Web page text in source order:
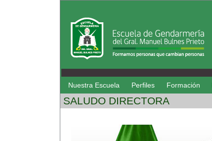
Nuestra Escuela Perfiles Formación
SALUDO DIRECTORA